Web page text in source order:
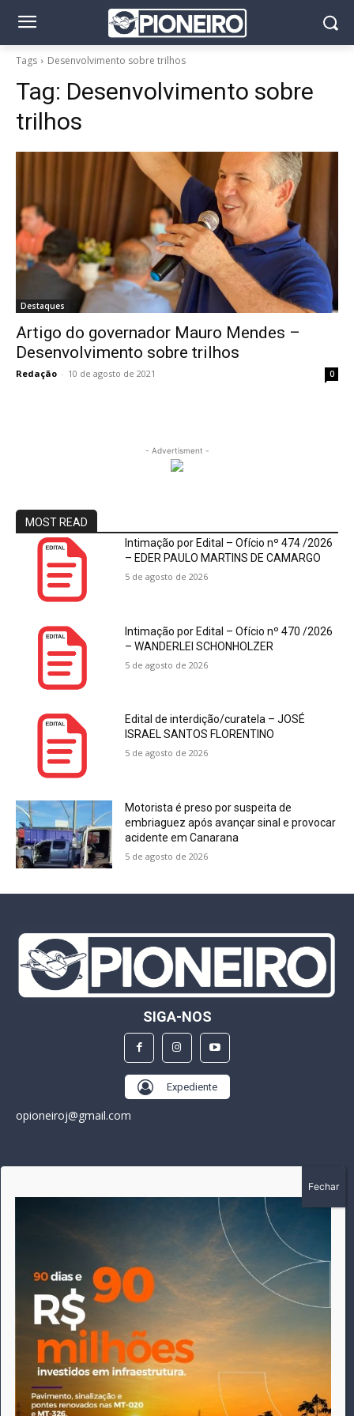
Tags Desenvolvimento sobre trilhos
Tag: Desenvolvimento sobre
trilhos
Destaques
Artigo do governador Mauro Mendes –
Desenvolvimento sobre trilhos
Redação - 10 de agosto de 2021 0
- Advertisment -
MOST READ
Intimação por Edital – Ofício nº 474 /2026
– EDER PAULO MARTINS DE CAMARGO
5 de agosto de 2026
Intimação por Edital – Ofício nº 470 /2026
– WANDERLEI SCHONHOLZER
5 de agosto de 2026
Edital de interdição/curatela – JOSÉ
ISRAEL SANTOS FLORENTINO
5 de agosto de 2026
Motorista é preso por suspeita de
embriaguez após avançar sinal e provocar
acidente em Canarana
5 de agosto de 2026
SIGA-NOS
Expediente
opioneiroj@gmail.com
A história do Pioneiro inicia em fevereiro de 2005 em
Canarana - MT, na época, como um jornal impresso semanal,
que chegou a possuir mil assinantes. Durante 15 anos, foram
publicadas 691 edições que narraram os acontecimentos
políticos, policiais e cotidianos de Canarana e região. Fiel a sua
origem, pautado sempre pela busca incessante da
imparcialidade, faz jus a sua logo, com o característico "avião
da praça" de Canarana, sendo o símbolo do
comprometimento deste veículo de comunicação com o
relato dos fatos neste município. Em 06 de dezembro de 2019
circulou a última edição impressa do jornal, que desde então
tem veiculação exclusivamente online.